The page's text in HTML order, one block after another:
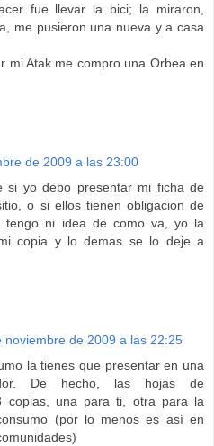
fue llevar la bici; la miraron,
me pusieron una nueva y a casa
mi Atak me compro una Orbea en
de 2009 a las 23:00
si yo debo presentar mi ficha de
o si ellos tienen obligacion de
tengo ni idea de como va, yo la
copia y lo demas se lo deje a
noviembre de 2009 a las 22:25
la tienes que presentar en una
De hecho, las hojas de
copias, una para ti, otra para la
(por lo menos es así en